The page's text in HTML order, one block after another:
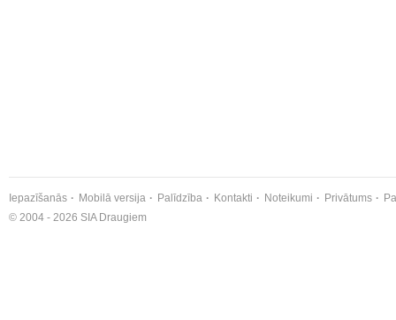
Iepazīšanās Mobilā versija Palīdzība Kontakti Noteikumi Privātums
© 2004 - 2026 SIA Draugiem